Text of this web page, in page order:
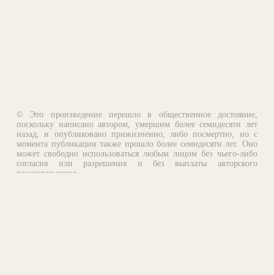
© Это произведение перешло в общественное достояние,
поскольку написано автором, умершим более семидесяти лет
назад, и опубликовано прижизненно, либо посмертно, но с
момента публикации также прошло более семидесяти лет. Оно
может свободно использоваться любым лицом без чьего-либо
согласия или разрешения и без выплаты авторского
вознаграждения.